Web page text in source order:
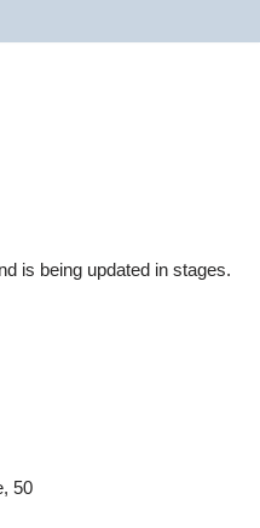
is being updated in stages.
50